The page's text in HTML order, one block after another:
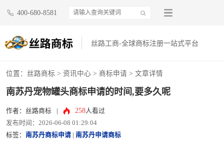
400-680-8581
丝路工商-全球商标注册一站式平台
位置： 丝路商标 > 资讯中心 > 商标申请 > 文章详情
南苏丹宠物罐头商标申请的时间,要多久呢
作者：丝路商标 258人看过
发布时间：2026-06-08 01:29:04
标签： 南苏丹商标申请 南苏丹申请商标